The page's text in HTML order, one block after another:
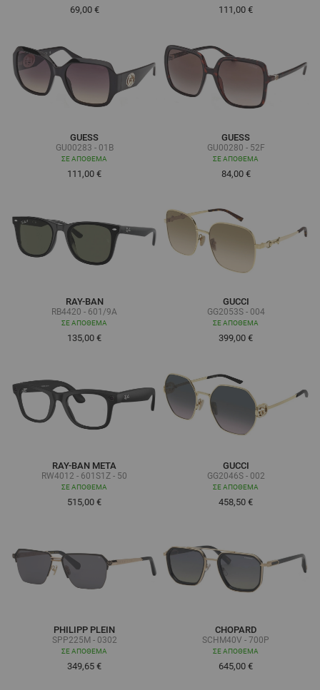
69,00 € 111,00 €
GUESS
GU00283 - 01B
ΣΕ ΑΠΌΘΕΜΑ
111,00 €
GUESS
GU00280 - 52F
ΣΕ ΑΠΌΘΕΜΑ
84,00 €
RAY-BAN
RB4420 - 601/9A
ΣΕ ΑΠΌΘΕΜΑ
135,00 €
GUCCI
GG2053S - 004
ΣΕ ΑΠΌΘΕΜΑ
399,00 €
RAY-BAN META
RW4012 - 601S1Z - 50
ΣΕ ΑΠΌΘΕΜΑ
515,00 €
GUCCI
GG2046S - 002
ΣΕ ΑΠΌΘΕΜΑ
458,50 €
PHILIPP PLEIN
SPP225M - 0302
ΣΕ ΑΠΌΘΕΜΑ
349,65 €
CHOPARD
SCHM40V - 700P
ΣΕ ΑΠΌΘΕΜΑ
645,00 €